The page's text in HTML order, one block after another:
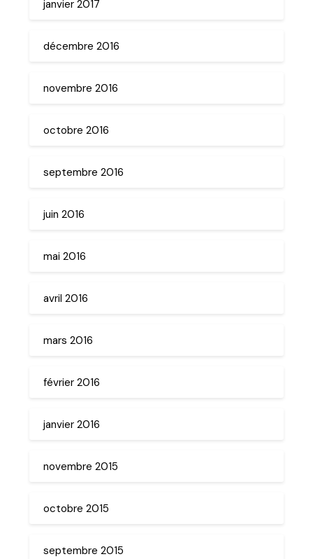
janvier 2017
décembre 2016
novembre 2016
octobre 2016
septembre 2016
juin 2016
mai 2016
avril 2016
mars 2016
février 2016
janvier 2016
novembre 2015
octobre 2015
septembre 2015